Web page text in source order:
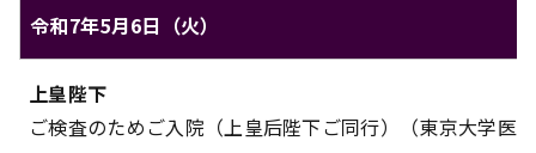
令和7年5月6日（火）
対象 内容
上皇陛下
ご検査のためご入院（上皇后陛下ご同行）（東京大学医